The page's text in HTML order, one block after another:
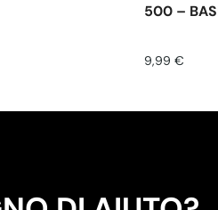
500 –
9,99 €